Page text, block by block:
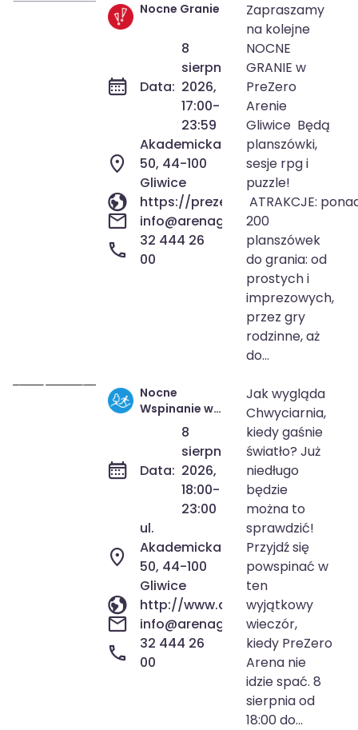
17:00-23:59
Nocne Granie
Data:
8
sierpnia
2026,
17:00-
23:59
Akademicka
50, 44-100
Gliwice
https://prezeroarenagliwice.pl
info@arenagliwice.com
32 444 26
00
Zapraszamy
na kolejne
NOCNE
GRANIE w
PreZero
Arenie
Gliwice Będą
planszówki,
sesje rpg i
puzzle!
ATRAKCJE:
200
planszówek
do grania: od
prostych i
imprezowych,
przez gry
rodzinne, aż
do...
18:00-23:00
Nocne
Wspinanie w
Chwyciarni
Data:
8
sierpnia
2026,
18:00-
23:00
ul.
Akademicka
50, 44-100
Gliwice
http://www.arenagliwice.com/
info@arenagliwice.com
32 444 26
00
Jak wygląda
Chwyciarnia,
kiedy gaśnie
światło? Już
niedługo
będzie
można to
sprawdzić!
Przyjdź się
powspinać w
ten
wyjątkowy
wieczór,
kiedy PreZero
Arena nie
idzie spać. 8
sierpnia od
18:00 do...